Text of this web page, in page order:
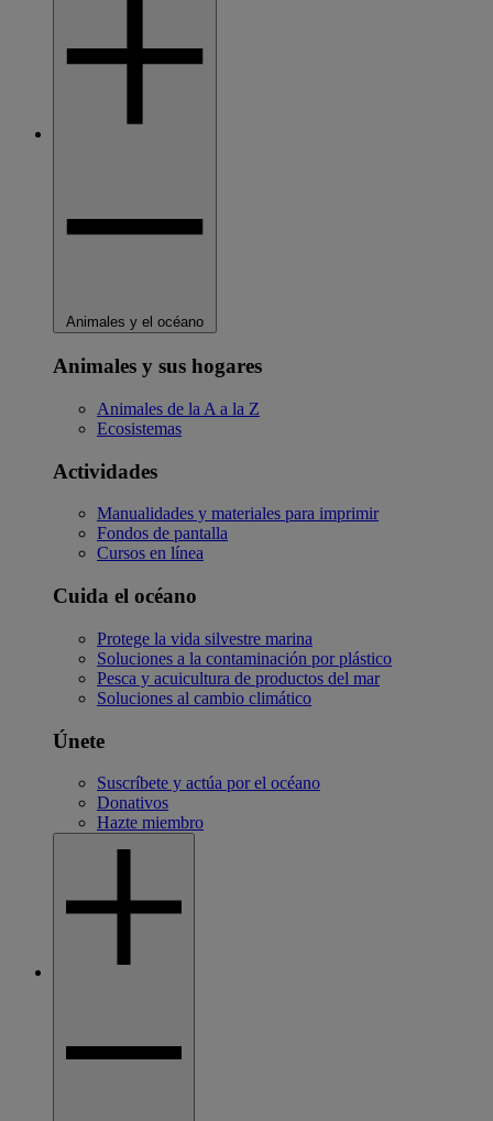
Animales y el océano
Animales y sus hogares
Animales de la A a la Z
Ecosistemas
Actividades
Manualidades y materiales para imprimir
Fondos de pantalla
Cursos en línea
Cuida el océano
Protege la vida silvestre marina
Soluciones a la contaminación por plástico
Pesca y acuicultura de productos del mar
Soluciones al cambio climático
Únete
Suscríbete y actúa por el océano
Donativos
Hazte miembro